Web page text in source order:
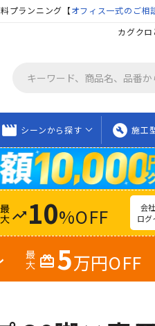
プランニング【オフィス一式のご相
カグクロ
movie_creation シーンから探す build_circle 施工
trending_up 10%OFF
会
ログ
redeem 5万円OFF